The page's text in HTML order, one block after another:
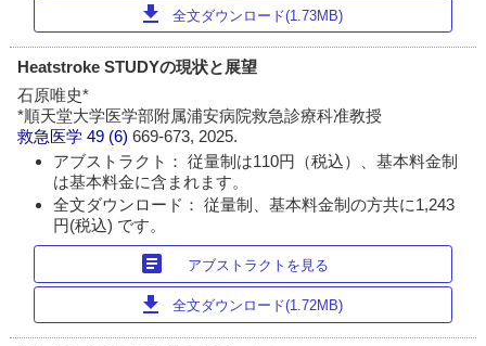
download 全文ダウンロード(1.73MB)
Heatstroke STUDYの現状と展望
石原唯史*
*順天堂大学医学部附属浦安病院救急診療科准教授
救急医学 49 (6)669-673, 2025.
アブストラクト： 従量制は110円（税込）、基本料金制
は基本料金に含まれます。
全文ダウンロード： 従量制、基本料金制の方共に1,243
円(税込) です。
article アブストラクトを見る
download 全文ダウンロード(1.72MB)